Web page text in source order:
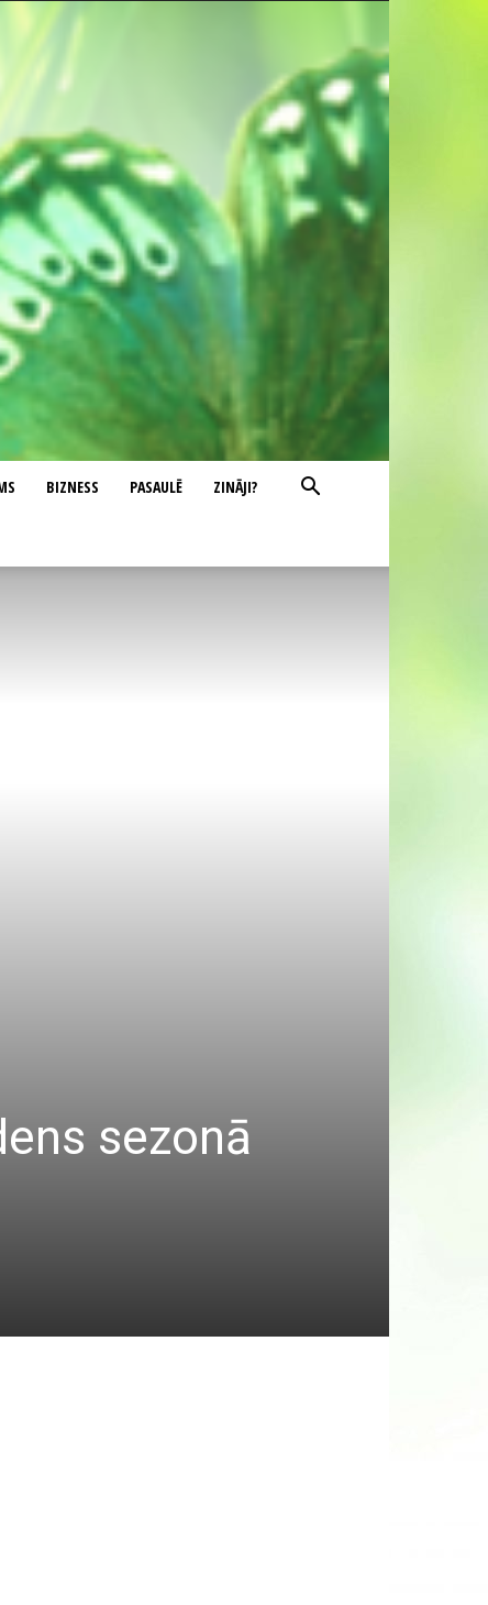
BIZNESS PASAULĒ ZINĀJI?
sezonā